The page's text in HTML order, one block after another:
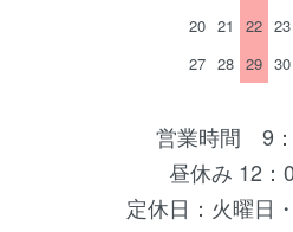
20 21 22 23
27 28 29 30
営業時間 9
昼休み 12：
定休日：火曜日